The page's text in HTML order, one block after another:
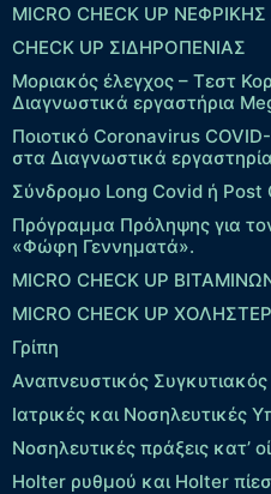
MICRO CHECK UP
CHECK UP ΣΙΔΗΡΟΠΕΝΙΑΣ
Μοριακός έλεγχος – Τεστ
Διαγνωστικά εργαστήρια
Ποιοτικό Coronavirus
στα Διαγνωστικά
Σύνδρομο Long Covid ή Post
Πρόγραμμα Πρόληψης για
«Φώφη Γεννηματά».
MICRO CHECK UP
MICRO CHECK UP
Γρίπη
Αναπνευστικός Συγκυτιακός
Ιατρικές και Νοσηλευτικές
Νοσηλευτικές πράξεις κατ’
Holter ρυθμού και Holter